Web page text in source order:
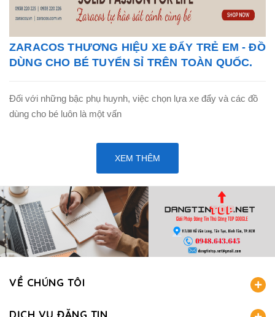
ZARACOS THƯƠNG HIỆU XE ĐẨY TRẺ EM - ĐỒ
DÙNG CHO BÉ TUYỂN SỈ TRÊN TOÀN QUỐC.
Đối với những bậc phụ huynh, việc chọn lựa xe đẩy và các đồ
dùng cho bé luôn là một vấn
XEM THÊM
VỀ CHÚNG TÔI
DỊCH VỤ ĐĂNG TIN